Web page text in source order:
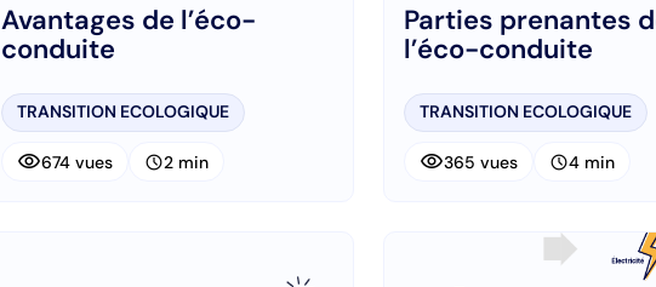
Avantages de l’éco-
conduite
TRANSITION ECOLOGIQUE
visibility674 vues schedule2 min
Parties prenantes
l’éco-conduite
TRANSITION ECOLOGIQUE
visibility365 vues schedule4 min